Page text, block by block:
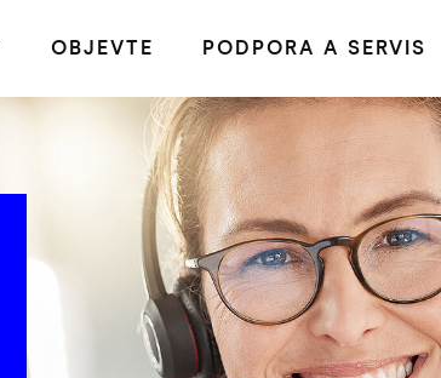
OBJEVTE PODPORA A SERVIS